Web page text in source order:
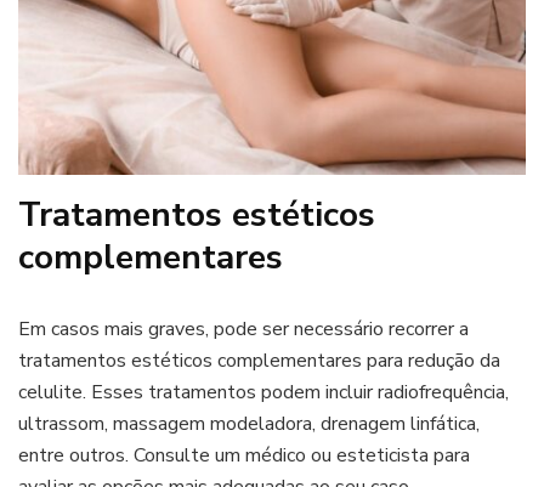
Tratamentos estéticos
complementares
Em casos mais graves, pode ser necessário recorrer a
tratamentos estéticos complementares para redução da
celulite. Esses tratamentos podem incluir radiofrequência,
ultrassom, massagem modeladora, drenagem linfática,
entre outros. Consulte um médico ou esteticista para